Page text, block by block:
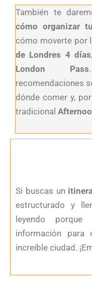
También te
cómo organizar
cómo moverte por
de Londres 4 días
London Pass
recomendaciones
dónde comer y,
tradicional
Si buscas un
estructurado y
leyendo
información
increíble ciudad.